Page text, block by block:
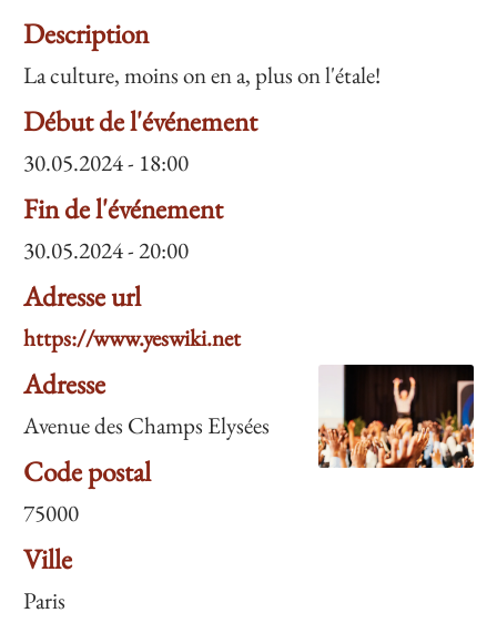
Description
La culture, moins on en a, plus on l'étale!
Début de l'événement
30.05.2024 - 18:00
Fin de l'événement
30.05.2024 - 20:00
Adresse url
https://www.yeswiki.net
Adresse
Avenue des Champs Elysées
Code postal
75000
Ville
Paris